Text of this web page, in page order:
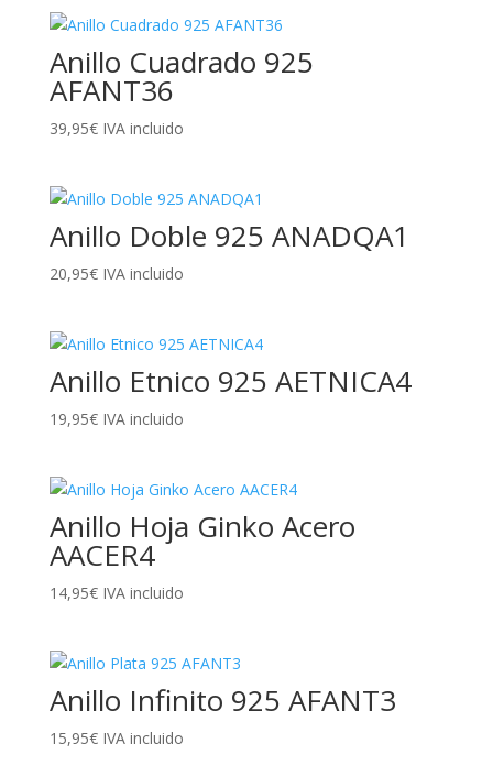
Anillo Cuadrado 925
AFANT36
39,95€ IVA incluido
Anillo Doble 925 ANADQA1
20,95€ IVA incluido
Anillo Etnico 925 AETNICA4
19,95€ IVA incluido
Anillo Hoja Ginko Acero
AACER4
14,95€ IVA incluido
Anillo Infinito 925 AFANT3
15,95€ IVA incluido